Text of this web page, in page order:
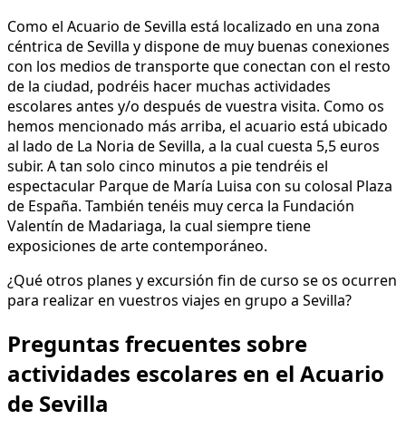
Como el Acuario de Sevilla está localizado en una zona
céntrica de Sevilla y dispone de muy buenas conexiones
con los medios de transporte que conectan con el resto
de la ciudad, podréis hacer muchas actividades
escolares antes y/o después de vuestra visita. Como os
hemos mencionado más arriba, el acuario está ubicado
al lado de La Noria de Sevilla, a la cual cuesta 5,5 euros
subir. A tan solo cinco minutos a pie tendréis el
espectacular Parque de María Luisa con su colosal Plaza
de España. También tenéis muy cerca la Fundación
Valentín de Madariaga, la cual siempre tiene
exposiciones de arte contemporáneo.
¿Qué otros planes y excursión fin de curso se os ocurren
para realizar en vuestros viajes en grupo a Sevilla?
Preguntas frecuentes sobre
actividades escolares en el Acuario
de Sevilla